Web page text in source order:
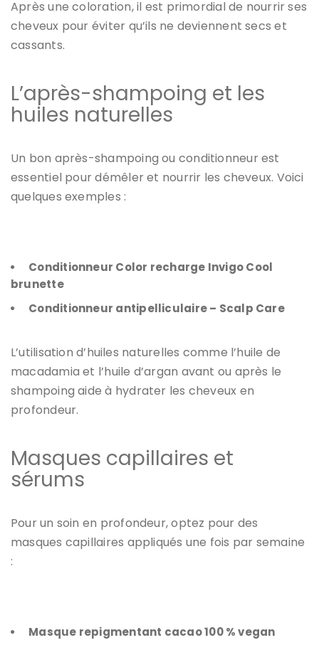
Après une coloration, il est primordial de nourrir ses
cheveux pour éviter qu’ils ne deviennent secs et
cassants.
L’après-shampoing et les
huiles naturelles
Un bon après-shampoing ou conditionneur est
essentiel pour démêler et nourrir les cheveux. Voici
quelques exemples :
Conditionneur Color recharge Invigo Cool
brunette
Conditionneur antipelliculaire – Scalp Care
L’utilisation d’huiles naturelles comme l’huile de
macadamia et l’huile d’argan avant ou après le
shampoing aide à hydrater les cheveux en
profondeur.
Masques capillaires et
sérums
Pour un soin en profondeur, optez pour des
masques capillaires appliqués une fois par semaine
:
Masque repigmentant cacao 100 % vegan